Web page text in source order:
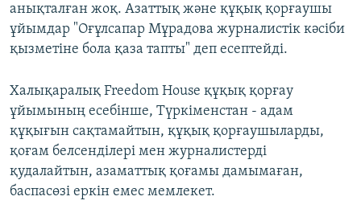
анықталған жоқ. Азаттық және құқық қорғаушы
ұйымдар "Оғұлсапар Мұрадова журналистік кәсіби
қызметіне бола қаза тапты" деп есептейді.
Халықаралық Freedom House құқық қорғау
ұйымының есебінше, Түркіменстан - адам
құқығын сақтамайтын, құқық қорғаушыларды,
қоғам белсенділері мен журналистерді
қудалайтын, азаматтық қоғамы дамымаған,
баспасөзі еркін емес мемлекет.